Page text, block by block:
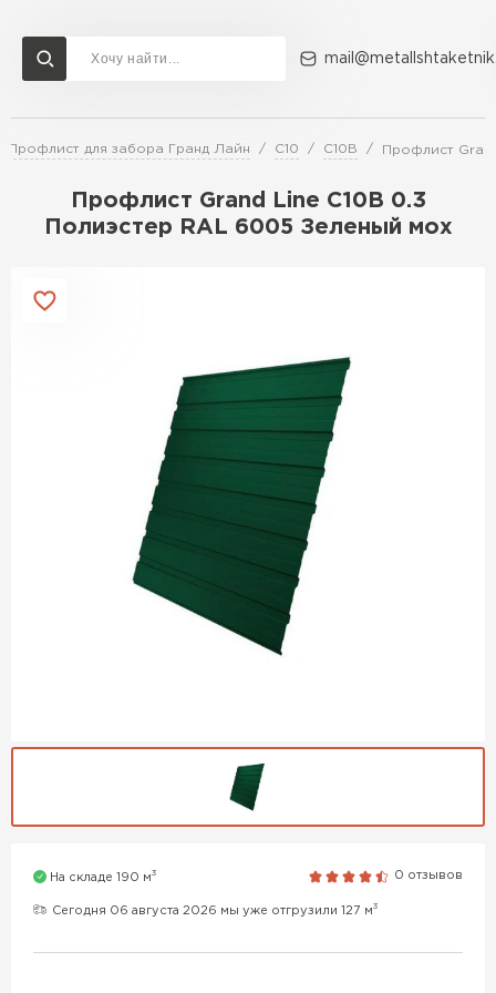
Профлист для забора Гранд Лайн С10 С10В Профлист
Профлист Grand Line C10В 0.3
Полиэстер RAL 6005 Зеленый мох
На складе 190 м3 0 отзывов
Сегодня 06 августа 2026 мы уже отгрузили 127 м3
Доставка и оплата Акции О компании Контакты
Перейти в каталог